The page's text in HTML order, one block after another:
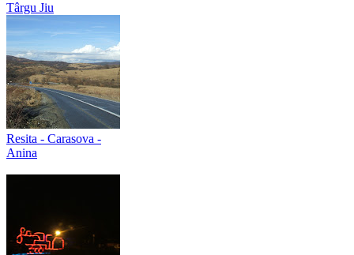
Târgu Jiu
Resita - Carasova -
Anina